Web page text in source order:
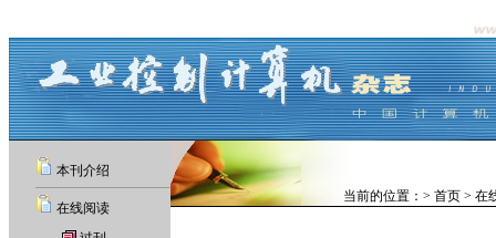
本刊介绍
在线阅读
当前的位置：> 首页 > 在